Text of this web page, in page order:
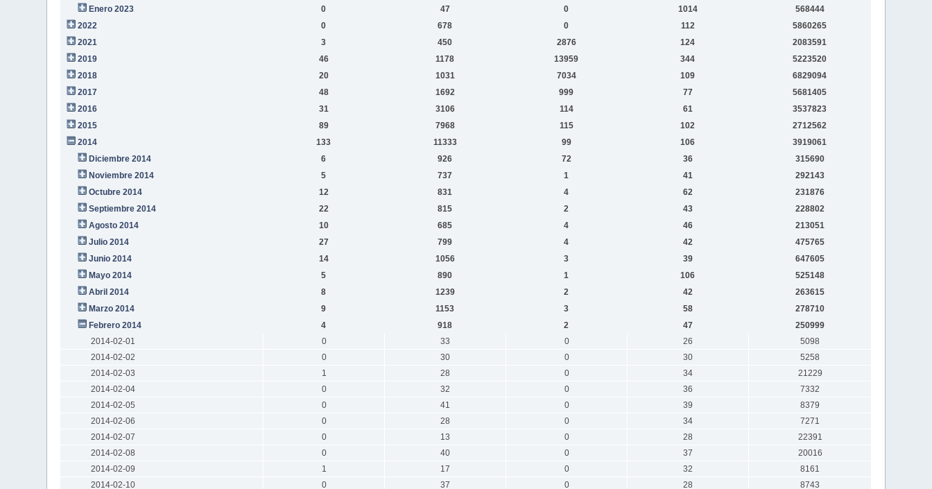
Enero 2023
0 47 0 1014
568444
2022
0 678 0 112
5860265
2021
3 450 2876 124
2083591
2019
46 1178 13959 344
5223520
2018
20 1031 7034 109
6829094
2017
48 1692 999 77
5681405
2016
31 3106 114 61
3537823
2015
89 7968 115 102
2712562
2014
133 11333 99 106
3919061
Diciembre 2014
6 926 72 36
315690
Noviembre 2014
5 737 1 41
292143
Octubre 2014
12 831 4 62
231876
Septiembre 2014
22 815 2 43
228802
Agosto 2014
10 685 4 46
213051
Julio 2014
27 799 4 42
475765
Junio 2014
14 1056 3 39
647605
Mayo 2014
5 890 1 106
525148
Abril 2014
8 1239 2 42
263615
Marzo 2014
9 1153 3 58
278710
Febrero 2014
4 918 2 47
250999
2014-02-01
0 33 0 26
5098
2014-02-02
0 30 0 30
5258
2014-02-03
1 28 0 34
21229
2014-02-04
0 32 0 36
7332
2014-02-05
0 41 0 39
8379
2014-02-06
0 28 0 34
7271
2014-02-07
0 13 0 28
22391
2014-02-08
0 40 0 37
20016
2014-02-09
1 17 0 32
8161
2014-02-10
0 37 0 28 8743